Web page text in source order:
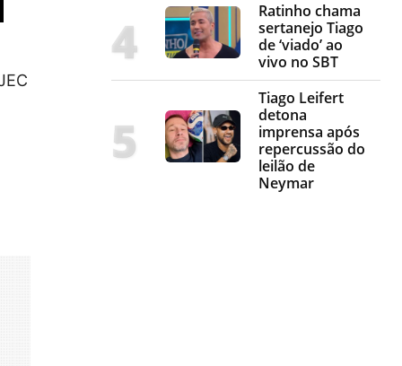
Ratinho chama
sertanejo Tiago
de ‘viado’ ao
vivo no SBT
Tiago Leifert
detona
imprensa após
repercussão do
leilão de
Neymar